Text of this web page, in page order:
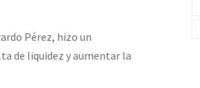
Pérez, hizo un
de liquidez y aumentar la